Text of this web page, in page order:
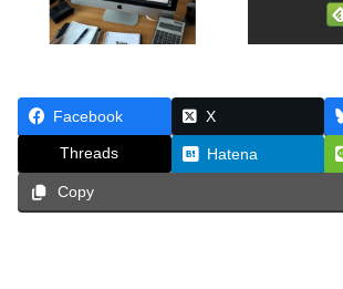
Facebook X
Threads Hatena
Copy